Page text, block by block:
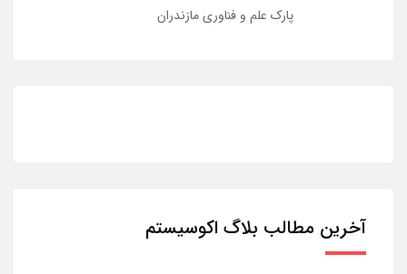
پارک علم و فناوری مازندران
آخرین مطالب بلاگ اکوسیستم